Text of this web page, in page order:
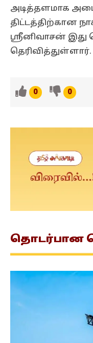
அடித்தளமாக
திட்டத்திற்கான
ஸ்ரீனிவாசன் இது
தெரிவித்துள்ளார்.
0 0
தொடர்பான